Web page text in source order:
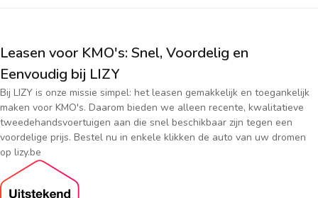
Leasen voor KMO's: Snel, Voordelig en
Eenvoudig bij LIZY
Bij LIZY is onze missie simpel: het leasen gemakkelijk en toegankelijk
maken voor KMO's. Daarom bieden we alleen recente, kwalitatieve
tweedehandsvoertuigen aan die snel beschikbaar zijn tegen een
voordelige prijs. Bestel nu in enkele klikken de auto van uw dromen
op lizy.be